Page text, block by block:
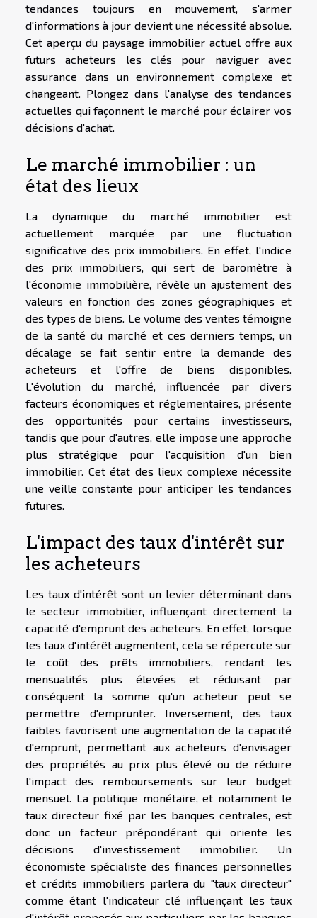
tendances toujours en mouvement, s'armer
d'informations à jour devient une nécessité absolue.
Cet aperçu du paysage immobilier actuel offre aux
futurs acheteurs les clés pour naviguer avec
assurance dans un environnement complexe et
changeant. Plongez dans l'analyse des tendances
actuelles qui façonnent le marché pour éclairer vos
décisions d'achat.
Le marché immobilier : un
état des lieux
La dynamique du marché immobilier est
actuellement marquée par une fluctuation
significative des prix immobiliers. En effet, l'indice
des prix immobiliers, qui sert de baromètre à
l'économie immobilière, révèle un ajustement des
valeurs en fonction des zones géographiques et
des types de biens. Le volume des ventes témoigne
de la santé du marché et ces derniers temps, un
décalage se fait sentir entre la demande des
acheteurs et l'offre de biens disponibles.
L'évolution du marché, influencée par divers
facteurs économiques et réglementaires, présente
des opportunités pour certains investisseurs,
tandis que pour d'autres, elle impose une approche
plus stratégique pour l'acquisition d'un bien
immobilier. Cet état des lieux complexe nécessite
une veille constante pour anticiper les tendances
futures.
L'impact des taux d'intérêt sur
les acheteurs
Les taux d'intérêt sont un levier déterminant dans
le secteur immobilier, influençant directement la
capacité d'emprunt des acheteurs. En effet, lorsque
les taux d'intérêt augmentent, cela se répercute sur
le coût des prêts immobiliers, rendant les
mensualités plus élevées et réduisant par
conséquent la somme qu'un acheteur peut se
permettre d'emprunter. Inversement, des taux
faibles favorisent une augmentation de la capacité
d'emprunt, permettant aux acheteurs d'envisager
des propriétés au prix plus élevé ou de réduire
l'impact des remboursements sur leur budget
mensuel. La politique monétaire, et notamment le
taux directeur fixé par les banques centrales, est
donc un facteur prépondérant qui oriente les
décisions d'investissement immobilier. Un
économiste spécialiste des finances personnelles
et crédits immobiliers parlera du "taux directeur"
comme étant l'indicateur clé influençant les taux